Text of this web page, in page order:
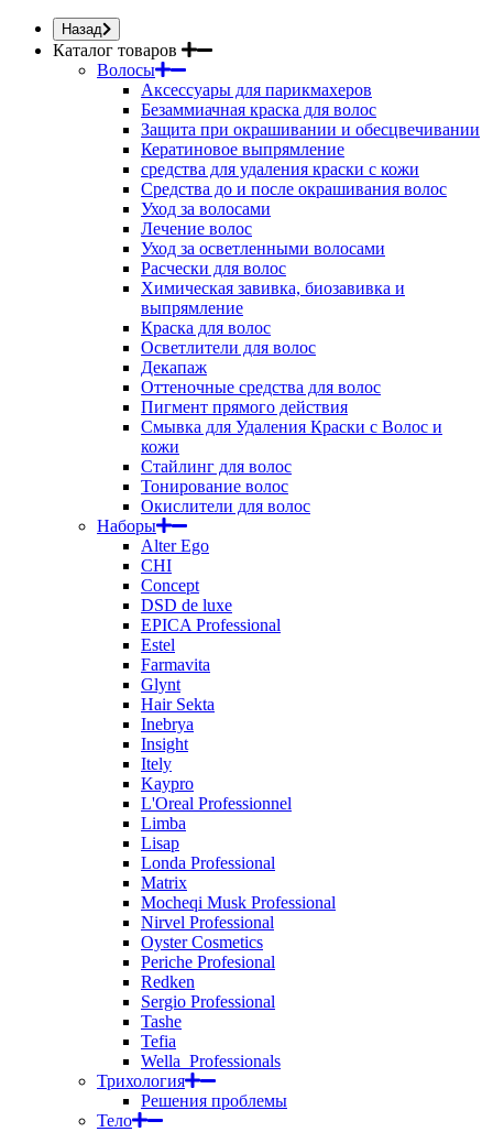
Назад
Каталог товаров
Волосы
Аксессуары для парикмахеров
Безаммиачная краска для волос
Защита при окрашивании и обесцвечивании
Кератиновое выпрямление
средства для удаления краски с кожи
Средства до и после окрашивания волос
Уход за волосами
Лечение волос
Уход за осветленными волосами
Расчески для волос
Химическая завивка, биозавивка и
выпрямление
Краска для волос
Осветлители для волос
Декапаж
Оттеночные средства для волос
Пигмент прямого действия
Смывка для Удаления Краски с Волос и
кожи
Стайлинг для волос
Тонирование волос
Окислители для волос
Наборы
Alter Ego
CHI
Concept
DSD de luxe
EPICA Professional
Estel
Farmavita
Glynt
Hair Sekta
Inebrya
Insight
Itely
Kaypro
L'Oreal Professionnel
Limba
Lisap
Londa Professional
Matrix
Mocheqi Musk Professional
Nirvel Professional
Oyster Cosmetics
Periche Profesional
Redken
Sergio Professional
Tashe
Tefia
Wella_Professionals
Трихология
Решения проблемы
Тело